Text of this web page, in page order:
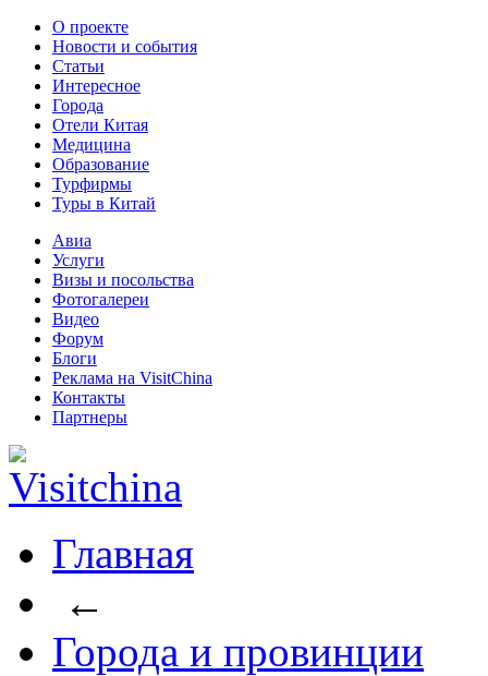
О проекте
Новости и события
Статьи
Интересное
Города
Отели Китая
Медицина
Образование
Турфирмы
Туры в Китай
Авиа
Услуги
Визы и посольства
Фотогалереи
Видео
Форум
Блоги
Реклама на VisitChina
Контакты
Партнеры
Главная
←
Города и провинции